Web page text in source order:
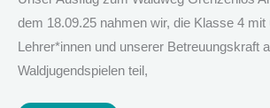
dem 18.09.25 nahmen wir, die Klasse 4 mit
Lehrer*innen und unserer Betreuungskraft
Waldjugendspielen teil,